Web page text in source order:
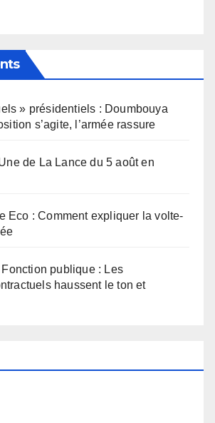
» présidentiels : Doumbouya
s’agite, l’armée rassure
de La Lance du 5 août en
Eco : Comment expliquer la volte-
Fonction publique : Les
haussent le ton et